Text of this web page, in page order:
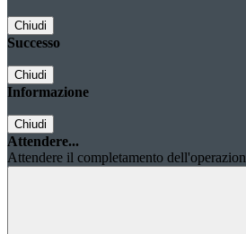
Chiudi
Successo
Chiudi
Informazione
Chiudi
Attendere...
Attendere il completamento